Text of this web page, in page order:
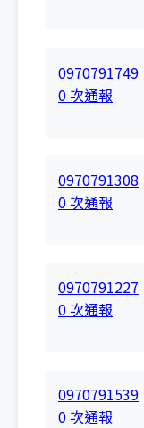
0970791749
0 次通報
0970791308
0 次通報
0970791227
0 次通報
0970791539
0 次通報